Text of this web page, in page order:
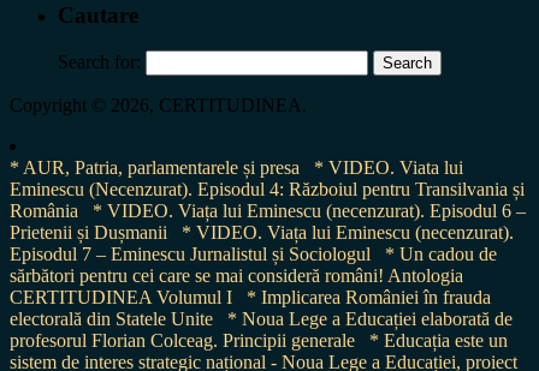
Cautare
Search for:
Copyright © 2026, CERTITUDINEA.
* AUR, Patria, parlamentarele și presa
* VIDEO. Viata lui
Eminescu (Necenzurat). Episodul 4: Războiul pentru Transilvania și
România
* VIDEO. Viața lui Eminescu (necenzurat). Episodul 6 –
Prietenii și Dușmanii
* VIDEO. Viața lui Eminescu (necenzurat).
Episodul 7 – Eminescu Jurnalistul și Sociologul
* Un cadou de
sărbători pentru cei care se mai consideră români! Antologia
CERTITUDINEA Volumul I
* Implicarea României în frauda
electorală din Statele Unite
* Noua Lege a Educației elaborată de
profesorul Florian Colceag. Principii generale
* Educația este un
sistem de interes strategic național - Noua Lege a Educației, proiect